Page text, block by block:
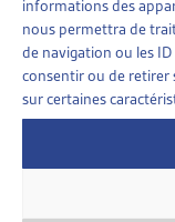
informations des
nous permettra de
de navigation ou les
consentir ou de
sur certaines
bénéficiaires
branche.
82% des
l’assurance-
l’aide sociale et
concernent 6%